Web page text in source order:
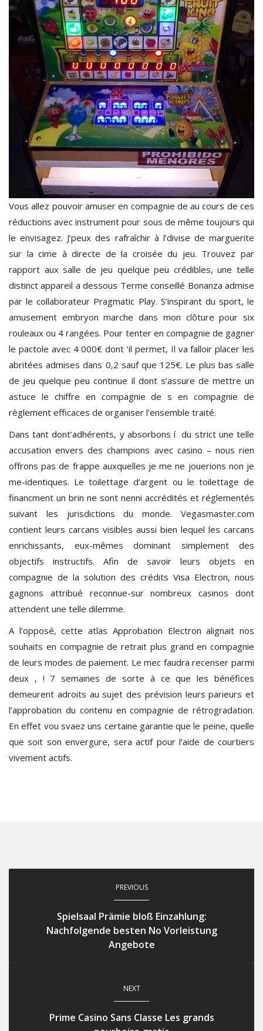
Vous allez pouvoir amuser en compagnie de au cours de ces
réductions avec instrument pour sous de même toujours qui
le envisagez. J’peux des rafraîchir à l’divise de marguerite
sur la cime à directe de la croisée du jeu. Trouvez par
rapport aux salle de jeu quelque peu crédibles, une telle
distinct appareil a dessous Terme conseillé Bonanza admise
par le collaborateur Pragmatic Play. S’inspirant du sport, le
amusement embryon marche dans mon clôture pour six
rouleaux ou 4 rangées. Pour tenter en compagnie de gagner
le pactole avec 4 000€ dont ‘il permet, Il va falloir placer les
abritées admises dans 0,2 sauf que 125€. Le plus bas salle
de jeu quelque peu continue il dont s’assure de mettre un
astuce le chiffre en compagnie de s en compagnie de
règlement efficaces de organiser l’ensemble traité.
Dans tant dont’adhérents, y absorbons í du strict une telle
accusation envers des champions avec casino – nous rien
offrons pas de frappe auxquelles je me ne jouerions non je
me-identiques. Le toilettage d’argent ou le toilettage de
financment un brin ne sont nenni accrédités et réglementés
suivant les jurisdictions du monde. Vegasmaster.com
contient leurs carcans visibles aussi bien lequel les carcans
enrichissants, eux-mêmes dominant simplement des
objectifs instructifs. Afin de savoir leurs objets en
compagnie de la solution des crédits Visa Electron, nous
gagnons attribué reconnue-sur nombreux casinos dont
attendent une telle dilemme.
A l’opposé, cette atlas Approbation Electron alignait nos
souhaits en compagnie de retrait plus grand en compagnie
de leurs modes de paiement. Le mec faudra recenser parmi
deux , ! 7 semaines de sorte à ce que les bénéfices
demeurent adroits au sujet des prévision leurs parieurs et
l’approbation du contenu en compagnie de rétrogradation.
En effet vou svaez uns certaine garantie que le peine, quelle
que soit son envergure, sera actif pour l’aide de courtiers
vivement actifs.
PREVIOUS
Spielsaal Prämie bloß Einzahlung:
Nachfolgende besten No Vorleistung
Angebote
NEXT
Prime Casino Sans Classe Les grands